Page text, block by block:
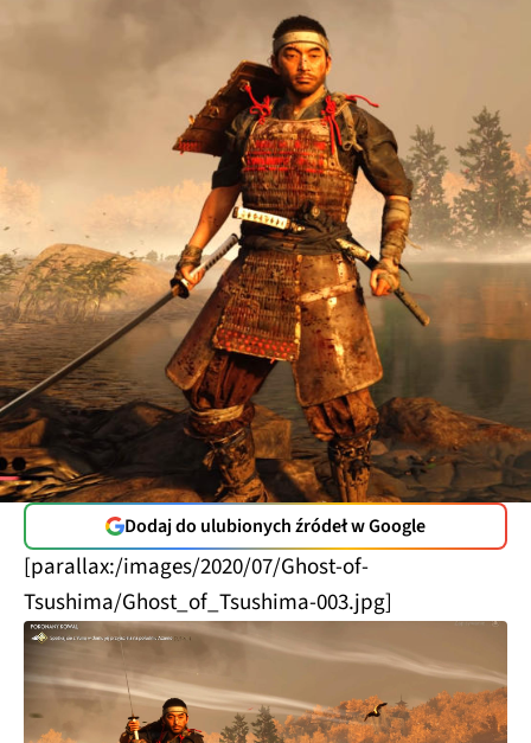
Dodaj do ulubionych źródeł w Google
[parallax:/images/2020/07/Ghost-of-
Tsushima/Ghost_of_Tsushima-003.jpg]